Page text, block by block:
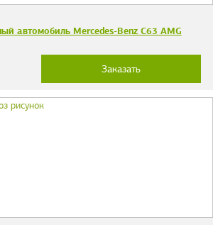
автомобиль Mercedes-Benz C63 AMG
Заказать